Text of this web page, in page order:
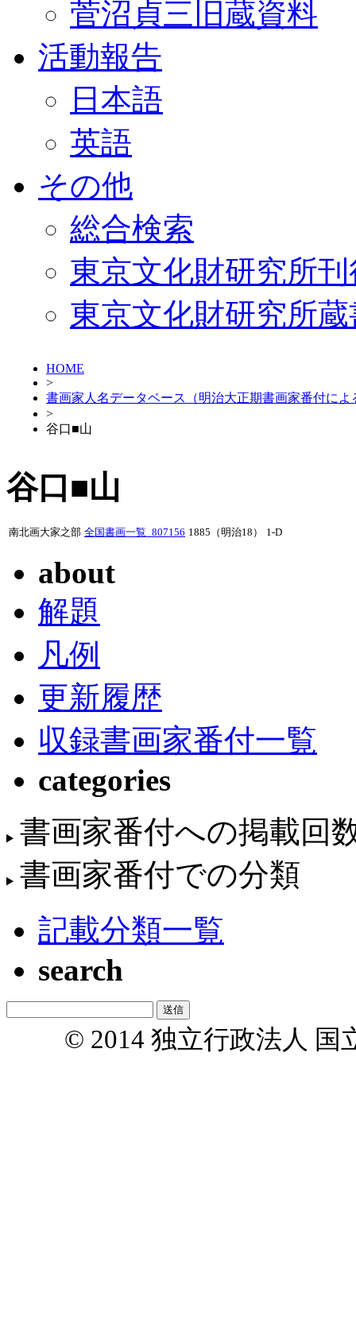
菅沼貞三旧蔵資料
活動報告
日本語
英語
その他
総合検索
東京文化財研究所
東京文化財研究所
HOME
>
書画家人名データベース（明治大正期書画家番付によ
>
谷口■山
谷口■山
南北画大家之部 全国書画一覧_807156 1885（明治18） 1-D
about
解題
凡例
更新履歴
収録書画家番付一覧
categories
書画家番付への掲載回
書画家番付での分類
記載分類一覧
search
© 2014 独立行政法人 国